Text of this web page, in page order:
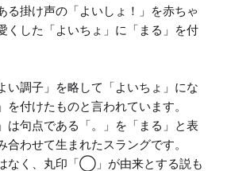
る掛け声の「よいしょ！」を赤ちゃ
くした「よいちょ」に「まる」を付
い調子」を略して「よいちょ」にな
を付けたものと言われています。
は句点である「。」を「まる」と表
合わせて生まれたスラングです。
なく、丸印「◯」が由来とする説も